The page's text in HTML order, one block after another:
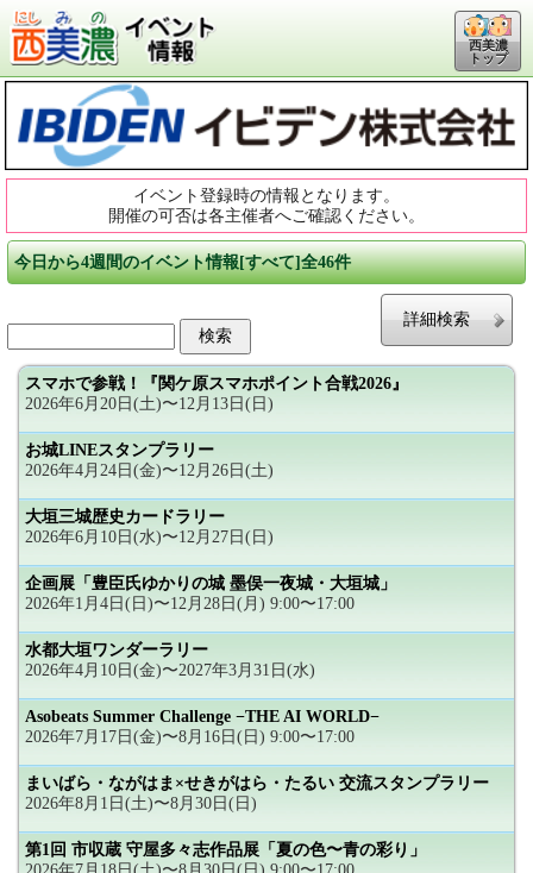
西美濃
トップ
イベント登録時の情報となります。
開催の可否は各主催者へご確認ください。
今日から4週間のイベント情報[すべて]全46件
詳細検索
スマホで参戦！『関ケ原スマホポイント合戦2026』
2026年6月20日(土)〜12月13日(日)
お城LINEスタンプラリー
2026年4月24日(金)〜12月26日(土)
大垣三城歴史カードラリー
2026年6月10日(水)〜12月27日(日)
企画展「豊臣氏ゆかりの城 墨俣一夜城・大垣城」
2026年1月4日(日)〜12月28日(月) 9:00〜17:00
水都大垣ワンダーラリー
2026年4月10日(金)〜2027年3月31日(水)
Asobeats Summer Challenge −THE AI WORLD−
2026年7月17日(金)〜8月16日(日) 9:00〜17:00
まいばら・ながはま×せきがはら・たるい 交流スタンプラリー
2026年8月1日(土)〜8月30日(日)
第1回 市収蔵 守屋多々志作品展「夏の色〜青の彩り」